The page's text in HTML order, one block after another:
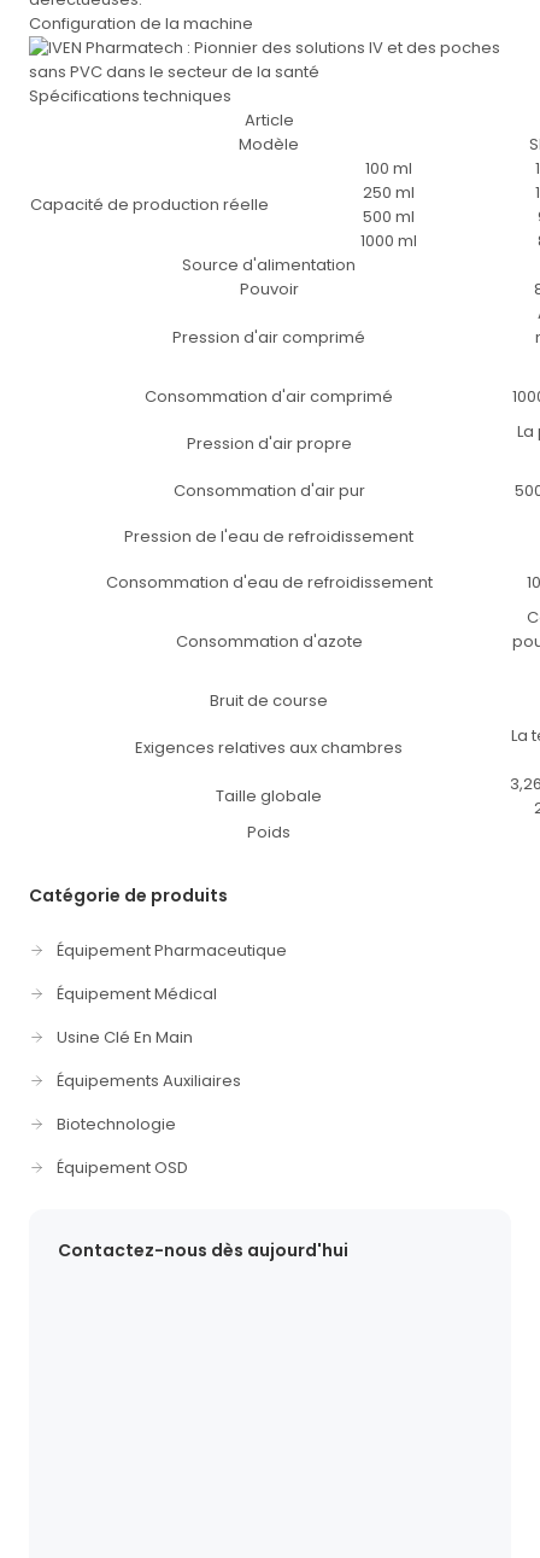
Configuration de la machine
Spécifications techniques
Article
Modèle
Capacité de production réelle
100 ml
250 ml
500 ml
1000 ml
Source d'alimentation
Pouvoir
Pression d'air comprimé
Consommation d'air comprimé
Pression d'air propre
Consommation d'air pur
Pression de l'eau de refroidissement
Consommation d'eau de refroidissement
Consommation d'azote
Bruit de course
Exigences relatives aux chambres
La
Taille globale
Poids
Catégorie de produits
Équipement Pharmaceutique
Équipement Médical
Usine Clé En Main
Équipements Auxiliaires
Biotechnologie
Équipement OSD
Contactez-nous dès aujourd'hui